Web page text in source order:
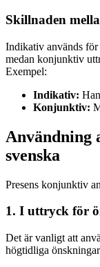
Skillnaden
Indikativ används för
medan konjunktiv
Exempel:
Indikativ:
Konjunktiv:
Användning
svenska
Presens konjunktiv
1. I uttryck för
Det är vanligt att
högtidliga